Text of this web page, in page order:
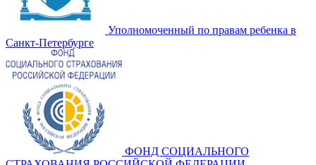
Уполномоченный по правам ребенка в
Санкт-Петербурге
ФОНД СОЦИАЛЬНОГО